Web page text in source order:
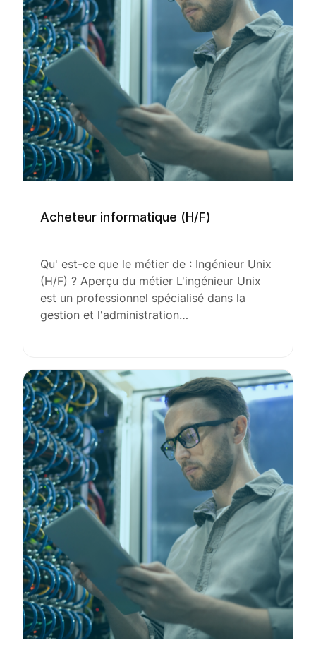
des données. Il joue un rôle crucial dans le
diagnostic et la résolution des problèmes
techniques, tout en supportant les équipes de
développement et d’exploitation. Grâce à ses
compétences pointues en scripting et à une
connaissance approfondie des environnements
Unix, il assure la disponibilité et la fiabilité des
infrastructures informatiques de l’entreprise.
Fonctions Principales
Compétences Requises
Outils et Technologies ️
Formation et Qualifications
Perspectives de carrière
Avantages
Ces métiers peuvent vous intéresser
Toutes nos fiches métiers
Acheteur informatique (H/F)
Qu' est-ce que le métier de : Ingénieur Unix
(H/F) ? Aperçu du métier L'ingénieur Unix
est un professionnel spécialisé dans la
gestion et l'administration…